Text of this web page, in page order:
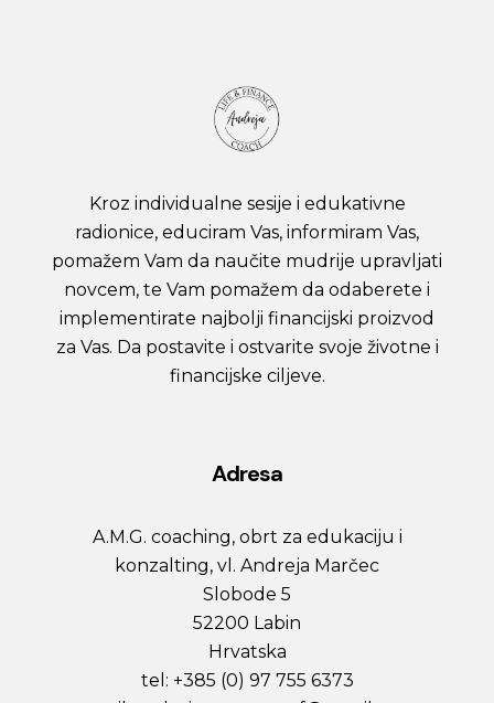
Kroz individualne sesije i edukativne
radionice, educiram Vas, informiram Vas,
pomažem Vam da naučite mudrije upravljati
novcem, te Vam pomažem da odaberete i
implementirate najbolji financijski proizvod
za Vas. Da postavite i ostvarite svoje životne i
financijske ciljeve.
Adresa
A.M.G. coaching, obrt za edukaciju i
konzalting, vl. Andreja Marčec
Slobode 5
52200 Labin
Hrvatska
tel: +385 (0) 97 755 6373